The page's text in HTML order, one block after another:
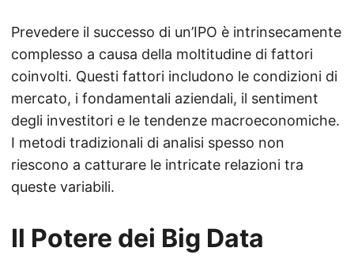
Prevedere il successo di un’IPO è intrinsecamente
complesso a causa della moltitudine di fattori
coinvolti. Questi fattori includono le condizioni di
mercato, i fondamentali aziendali, il sentiment
degli investitori e le tendenze macroeconomiche.
I metodi tradizionali di analisi spesso non
riescono a catturare le intricate relazioni tra
queste variabili.
Il Potere dei Big Data